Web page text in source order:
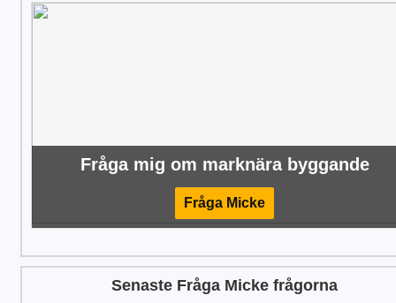
Fråga mig om marknära byggande
Fråga Micke
Senaste Fråga Micke frågorna